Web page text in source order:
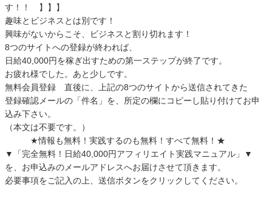
す！！ 】】】
趣味とビジネスとは別です！
興味がないからこそ、ビジネスと割り切れます！
8つのサイトへの登録が終われば、
日給40,000円を稼ぎ出すための第一ステップが終了です。
お疲れ様でした。あと少しです。
無料会員登録 直後に、上記の8つのサイトから送信されてきた
登録確認メールの「件名」を、所定の欄にコピーし貼り付けてお申
込み下さい。
（本文は不要です。）
★情報も無料！実践するのも無料！すべて無料！★
▼「完全無料！日給40,000円アフィリエイト実践マニュアル」▼
を、お申込みのメールアドレスへお届けさせて頂きます。
必要事項をご記入の上、送信ボタンをクリックしてください。